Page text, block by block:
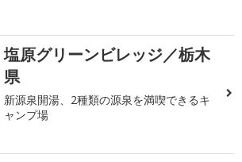
塩原グリーンビレッジ／栃木
県
新源泉開湯、2種類の源泉を満喫できるキ
ャンプ場